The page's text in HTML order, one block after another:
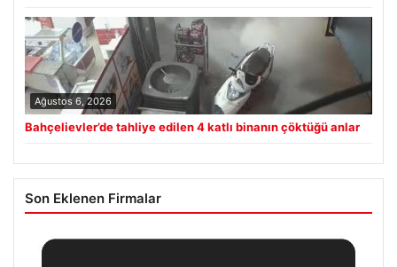
Ağustos 6, 2026
Bahçelievler’de tahliye edilen 4 katlı binanın çöktüğü anlar
Son Eklenen Firmalar